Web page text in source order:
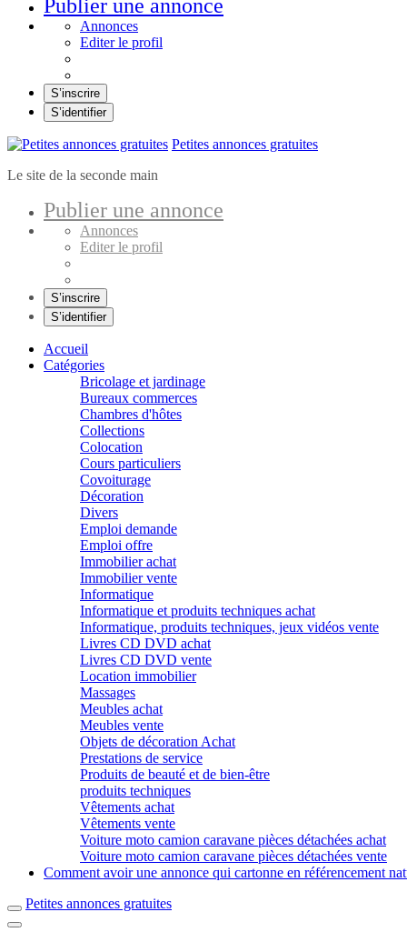
Publier une annonce
Annonces
Editer le profil
S’inscrire
S’identifier
Petites annonces gratuites
Le site de la seconde main
Publier une annonce
Annonces
Editer le profil
S’inscrire
S’identifier
Accueil
Catégories
Bricolage et jardinage
Bureaux commerces
Chambres d'hôtes
Collections
Colocation
Cours particuliers
Covoiturage
Décoration
Divers
Emploi demande
Emploi offre
Immobilier achat
Immobilier vente
Informatique
Informatique et produits techniques achat
Informatique, produits techniques, jeux vidéos vente
Livres CD DVD achat
Livres CD DVD vente
Location immobilier
Massages
Meubles achat
Meubles vente
Objets de décoration Achat
Prestations de service
Produits de beauté et de bien-être
produits techniques
Vêtements achat
Vêtements vente
Voiture moto camion caravane pièces détachées achat
Voiture moto camion caravane pièces détachées vente
Comment avoir une annonce qui cartonne en référencement
Petites annonces gratuites